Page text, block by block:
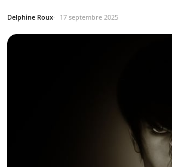
Delphine Roux 17 septembre 2025